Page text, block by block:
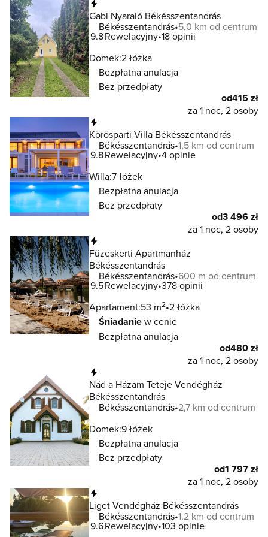
Gabi Nyaraló Békésszentandrás
Békésszentandrás 5,0 km od centrum
9.8Rewelacyjny 18 opinii
Domek:2 łóżka
Bezpłatna anulacja
Bez przedpłaty
od415 zł
za 1 noc, 2 osoby
Körösparti Villa Békésszentandrás
Békésszentandrás 1,5 km od centrum
9.8Rewelacyjny 4 opinie
Willa:7 łóżek
Bezpłatna anulacja
Bez przedpłaty
od3 496 zł
za 1 noc, 2 osoby
Füzeskerti Apartmanház
Békésszentandrás
Békésszentandrás 600 m od centrum
9.5Rewelacyjny 378 opinii
Apartament:53 m2 2 łóżka
Śniadaniew cenie
Bezpłatna anulacja
od480 zł
za 1 noc, 2 osoby
Nád a Házam Teteje Vendégház
Békésszentandrás
Békésszentandrás 2,7 km od centrum
Domek:9 łóżek
Bezpłatna anulacja
Bez przedpłaty
od1 797 zł
za 1 noc, 2 osoby
Liget Vendégház Békésszentandrás
Békésszentandrás 1,2 km od centrum
9.6Rewelacyjny 103 opinie